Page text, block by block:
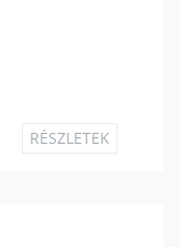
RÉSZLETEK